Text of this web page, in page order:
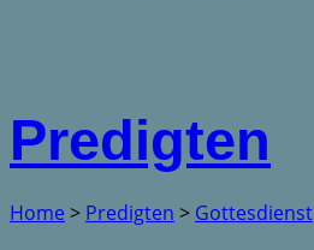
Predigten
Home > Predigten > Gottesdienst